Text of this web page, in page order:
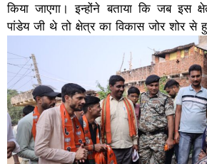
किया जाएगा। इन्होंने बताया कि जब इस
पांडेय जी थे तो क्षेत्र का विकास जोर शोर